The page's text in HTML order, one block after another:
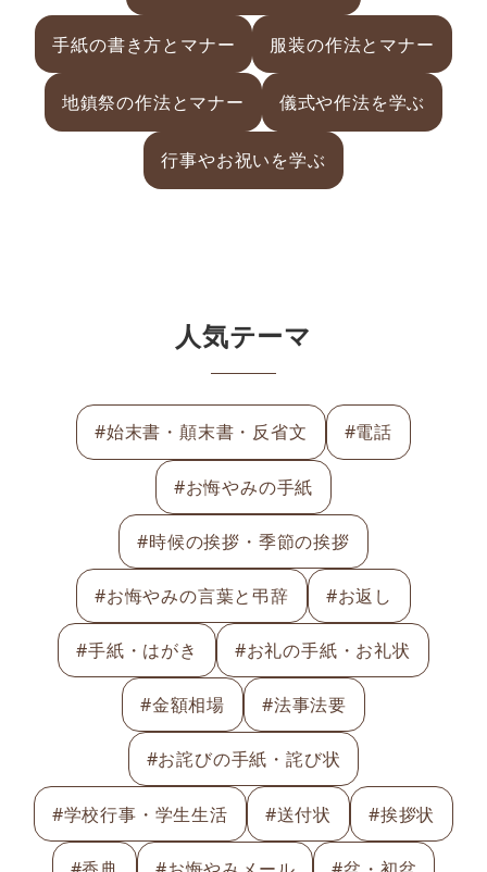
手紙の書き方とマナー 服装の作法とマナー
地鎮祭の作法とマナー 儀式や作法を学ぶ
行事やお祝いを学ぶ
人気テーマ
#始末書・顛末書・反省文 #電話
#お悔やみの手紙
#時候の挨拶・季節の挨拶
#お悔やみの言葉と弔辞 #お返し
#手紙・はがき #お礼の手紙・お礼状
#金額相場 #法事法要
#お詫びの手紙・詫び状
#学校行事・学生生活 #送付状 #挨拶状